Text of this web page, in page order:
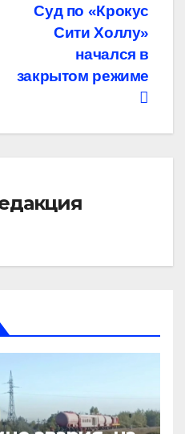
Суд по «Крокус
Сити Холлу»
начался в
закрытом режиме